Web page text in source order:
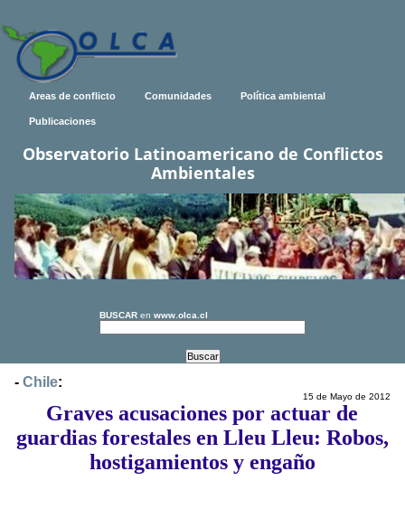
Areas de conflicto Comunidades Política ambiental
Publicaciones
Observatorio Latinoamericano de Conflictos
Ambientales
BUSCAR en www.olca.cl
- Chile:
15 de Mayo de 2012
Graves acusaciones por actuar de
guardias forestales en Lleu Lleu: Robos,
hostigamientos y engaño